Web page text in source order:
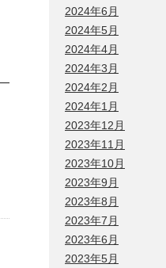
2024年6月
2024年5月
2024年4月
2024年3月
2024年2月
2024年1月
2023年12月
2023年11月
2023年10月
2023年9月
2023年8月
2023年7月
2023年6月
2023年5月